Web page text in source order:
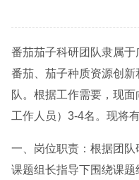
番茄茄子科研团队隶属
番茄、茄子种质资源创
队。根据工作需要，现
工作人员）3-4名。现将
一、岗位职责：根据团
课题组长指导下围绕课